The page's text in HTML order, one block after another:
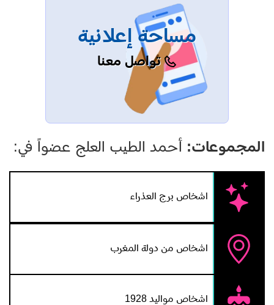
مساحة إعلانية
تواصل معنا
المجموعات: أحمد الطيب العلج عضواً في:
اشخاص برج العذراء
اشخاص من دولة المغرب
اشخاص مواليد 1928